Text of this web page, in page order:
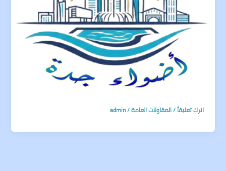
اترك تعليقاً/المقاولات العامة/
admin